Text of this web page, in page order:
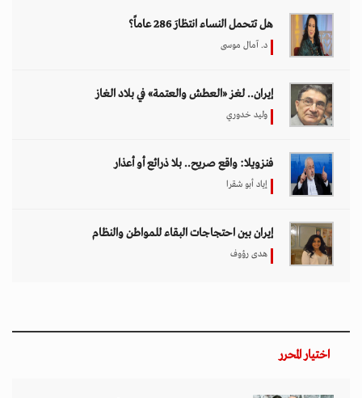
هل تتحمل النساء انتظارَ 286 عاماً؟
د. آمال موسى
إيران.. لغز «العطش والعتمة» في بلاد الغاز
وليد خدوري
فنزويلا: واقع صريح.. بلا ذرائع أو أعذار
إياد أبو شقرا
إيران بين احتجاجات البقاء للمواطن والنظام
هدى رؤوف
اختيار المحرر